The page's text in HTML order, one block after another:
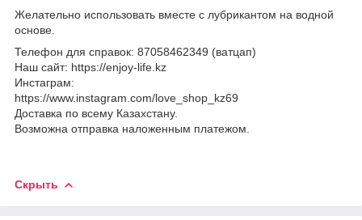
Желательно использовать вместе с лубрикантом на водной
основе.
Телефон для справок: 87058462349 (ватцап)
Наш сайт: https://enjoy-life.kz
Инстаграм:
https://www.instagram.com/love_shop_kz69
Доставка по всему Казахстану.
Возможна отправка наложенным платежом.
Скрыть